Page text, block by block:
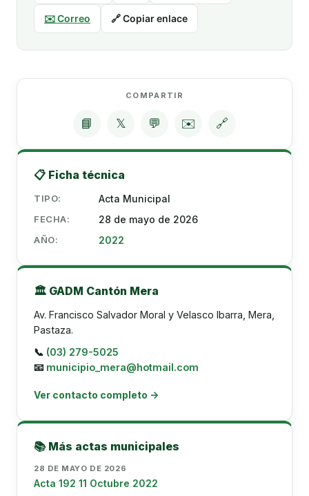
✉️ Correo 🔗 Copiar enlace
COMPARTIR
📘 𝕏 💬 ✉️ 🔗
📋 Ficha técnica
TIPO: Acta Municipal
FECHA: 28 de mayo de 2026
AÑO: 2022
🏛️ GADM Cantón Mera
Av. Francisco Salvador Moral y Velasco Ibarra, Mera,
Pastaza.
📞 (03) 279-5025
📧 municipio_mera@hotmail.com
Ver contacto completo →
📚 Más actas municipales
28 DE MAYO DE 2026
Acta 192 11 Octubre 2022